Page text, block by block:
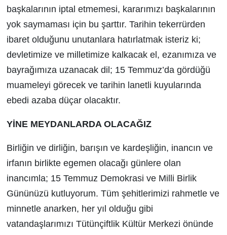
başkalarının iptal etmemesi, kararımızı başkalarının
yok saymaması için bu şarttır. Tarihin tekerrürden
ibaret olduğunu unutanlara hatırlatmak isteriz ki;
devletimize ve milletimize kalkacak el, ezanımıza ve
bayrağımıza uzanacak dil; 15 Temmuz’da gördüğü
muameleyi görecek ve tarihin lanetli kuyularında
ebedi azaba düçar olacaktır.
YİNE MEYDANLARDA OLACAĞIZ
Birliğin ve dirliğin, barışın ve kardeşliğin, inancın ve
irfanın birlikte egemen olacağı günlere olan
inancımla; 15 Temmuz Demokrasi ve Milli Birlik
Gününüzü kutluyorum. Tüm şehitlerimizi rahmetle ve
minnetle anarken, her yıl olduğu gibi
vatandaşlarımızı Tütünçiftlik Kültür Merkezi önünde